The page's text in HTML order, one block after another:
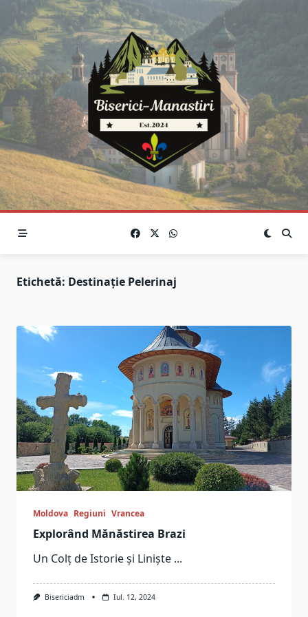
content
Etichetă: Destinație Pelerinaj
Moldova Regiuni Vrancea
Explorând Mănăstirea Brazi
Un Colț de Istorie și Liniște ...
Bisericiadm Iul. 12, 2024